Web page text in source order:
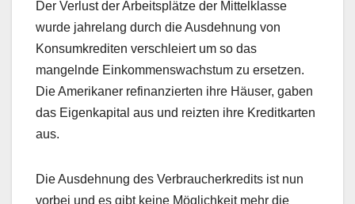
Der Verlust der Arbeitsplätze der Mittelklasse
wurde jahrelang durch die Ausdehnung von
Konsumkrediten verschleiert um so das
mangelnde Einkommenswachstum zu ersetzen.
Die Amerikaner refinanzierten ihre Häuser, gaben
das Eigenkapital aus und reizten ihre Kreditkarten
aus.
Die Ausdehnung des Verbraucherkredits ist nun
vorbei und es gibt keine Möglichkeit mehr die